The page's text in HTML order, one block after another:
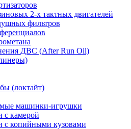
2-х тактных двигателей
фильтров
ДВС (After Run Oil)
(локтайт)
машинки-игрушки
камерой
копийными кузовами